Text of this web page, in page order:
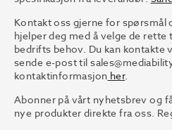
Kontakt oss gjerne for spørsmål
hjelper deg med å velge de
bedrifts behov. Du kan kontakte
sende e-post til
kontaktinformasjon her.
Abonner på vårt nyhetsbrev og
nye produkter direkte fra oss.